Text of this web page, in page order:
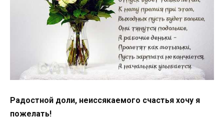
Радостной доли, неиссякаемого счастья хочу я
пожелать!